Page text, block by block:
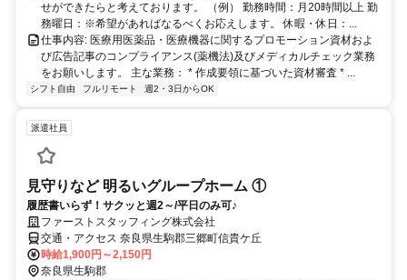
せができたらと考えております。 （例） 勤務時間：月20時間以上 勤
務曜日：※希望があればなるべくお応えします。 休暇・休日：...
仕事内容: 医療用医薬品・医療機器に関するプロモーション資材およ
び広告記事のコンプライアンス(薬機法)及びメディカルチェック業務
をお願いします。 主な業務： * 作成要領に基づいた資材審査 * ...
シフト自由 フルリモート 週2・3日からOK
派遣社員
見守りなど 明るいグループホーム ①
履歴書いらず！サクッと週2～/平日のみ可♪
ファーストスタッフィング株式会社
交通・アクセス 奈良県生駒郡三郷町信貴ケ丘
時給1,900円～2,150円
奈良県生駒郡